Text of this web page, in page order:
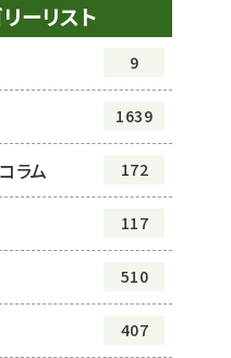
ーリスト
9
1639
ラム 172
117
510
407